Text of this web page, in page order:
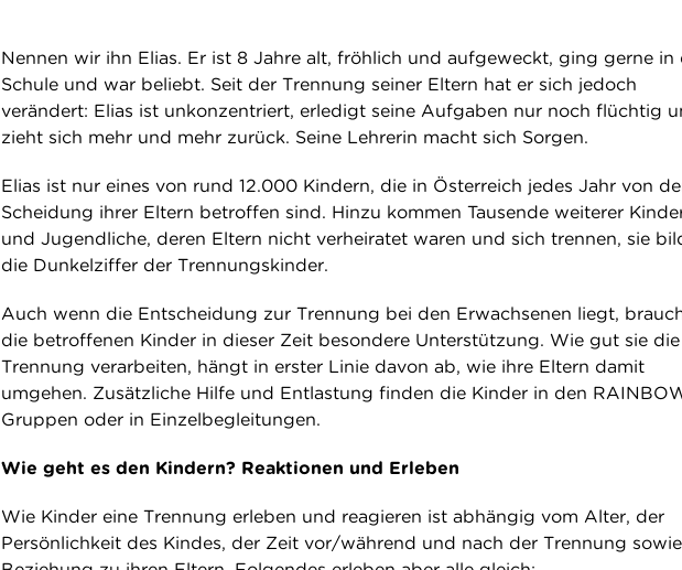
Nennen wir ihn Elias. Er ist 8 Jahre alt, fröhlich und aufgeweckt, ging gerne in
Schule und war beliebt. Seit der Trennung seiner Eltern hat er sich jedoch
verändert: Elias ist unkonzentriert, erledigt seine Aufgaben nur noch flüchtig
zieht sich mehr und mehr zurück. Seine Lehrerin macht sich Sorgen.
Elias ist nur eines von rund 12.000 Kindern, die in Österreich jedes Jahr von
Scheidung ihrer Eltern betroffen sind. Hinzu kommen Tausende weiterer
und Jugendliche, deren Eltern nicht verheiratet waren und sich trennen, sie
die Dunkelziffer der Trennungskinder.
Auch wenn die Entscheidung zur Trennung bei den Erwachsenen liegt,
die betroffenen Kinder in dieser Zeit besondere Unterstützung. Wie gut sie die
Trennung verarbeiten, hängt in erster Linie davon ab, wie ihre Eltern damit
umgehen. Zusätzliche Hilfe und Entlastung finden die Kinder in den
Gruppen oder in Einzelbegleitungen.
Wie geht es den Kindern? Reaktionen und Erleben
Wie Kinder eine Trennung erleben und reagieren ist abhängig vom Alter, der
Persönlichkeit des Kindes, der Zeit vor/während und nach der Trennung